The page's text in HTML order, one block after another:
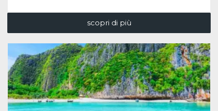
scopri di più